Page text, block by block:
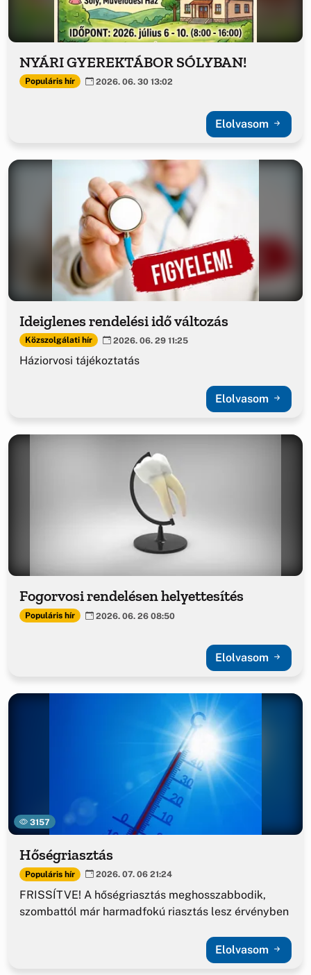
NYÁRI GYEREKTÁBOR SÓLYBAN!
Populáris hír 2026. 06. 30 13:02
Elolvasom
Ideiglenes rendelési idő változás
Közszolgálati hír 2026. 06. 29 11:25
Háziorvosi tájékoztatás
Elolvasom
Fogorvosi rendelésen helyettesítés
Populáris hír 2026. 06. 26 08:50
Elolvasom
3157
Hőségriasztás
Populáris hír 2026. 07. 06 21:24
FRISSÍTVE! A hőségriasztás meghosszabbodik,
szombattól már harmadfokú riasztás lesz érvényben
Elolvasom